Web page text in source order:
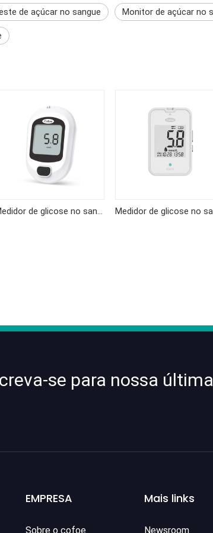
de açúcar no sangue Monitor de açúcar no
Medidor de glicose no sangue KF-B02
se para nossa
EMPRESA
Sobre o cofoe.
Mais links
Newsroom